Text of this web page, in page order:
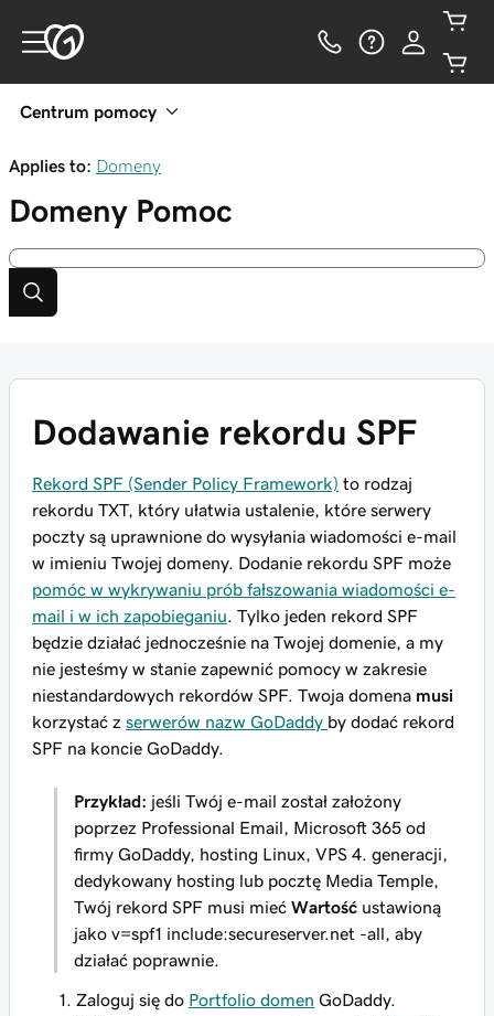
Centrum pomocy
Applies to: Domeny
Domeny Pomoc
Dodawanie rekordu SPF
Rekord SPF (Sender Policy Framework) to rodzaj
rekordu TXT, który ułatwia ustalenie, które serwery
poczty są uprawnione do wysyłania wiadomości e-mail
w imieniu Twojej domeny. Dodanie rekordu SPF może
pomóc w wykrywaniu prób fałszowania wiadomości e-
mail i w ich zapobieganiu . Tylko jeden rekord SPF
będzie działać jednocześnie na Twojej domenie, a my
nie jesteśmy w stanie zapewnić pomocy w zakresie
niestandardowych rekordów SPF. Twoja domena musi
korzystać z serwerów nazw GoDaddy by dodać rekord
SPF na koncie GoDaddy.
Przykład: jeśli Twój e-mail został założony
poprzez Professional Email, Microsoft 365 od
firmy GoDaddy, hosting Linux, VPS 4. generacji,
dedykowany hosting lub pocztę Media Temple,
Twój rekord SPF musi mieć Wartość ustawioną
jako v=spf1 include:secureserver.net -all , aby
działać poprawnie.
Zaloguj się do Portfolio domen GoDaddy.